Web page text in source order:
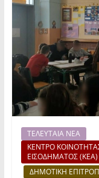
ΤΕΛΕΥΤΑΙΑ ΝΕΑ
ΚΕΝΤΡΟ
ΕΙΣΟΔΗΜΑΤΟΣ (ΚΕΑ)
ΔΗΜΟΤΙΚΗ